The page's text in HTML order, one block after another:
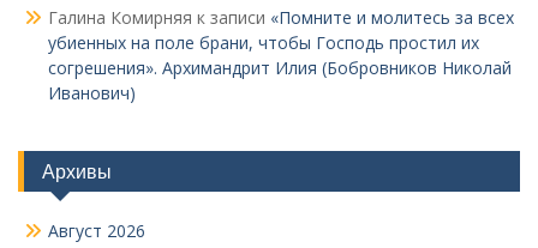
Галина Комирняя к записи «Помните и молитесь за всех
убиенных на поле брани, чтобы Господь простил их
согрешения». Архимандрит Илия (Бобровников Николай
Иванович)
Архивы
Август 2026